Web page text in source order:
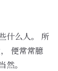
什么人。 所
便常常臆
。